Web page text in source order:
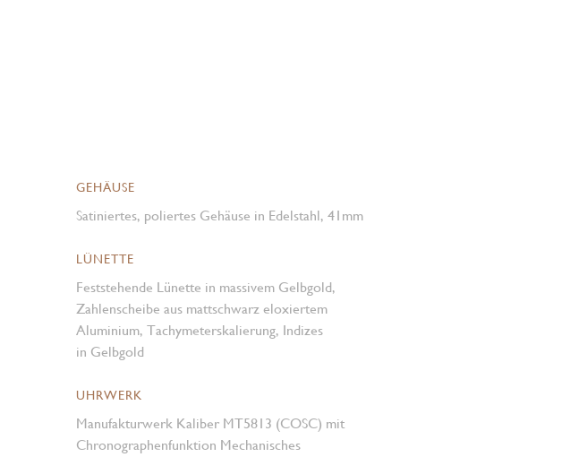
GEHÄUSE
Satiniertes, poliertes Gehäuse in Edelstahl, 41mm
LÜNETTE
Feststehende Lünette in massivem Gelbgold,
Zahlenscheibe aus mattschwarz eloxiertem
Aluminium, Tachymeter­skalierung, Indizes
in Gelbgold
UHRWERK
Manufakturwerk Kaliber MT5813 (COSC) mit
Chronographen­funktion Mechanisches